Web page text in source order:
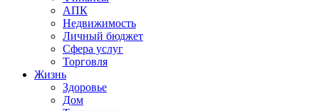
АПК
Недвижимость
Личный бюджет
Сфера услуг
Торговля
Жизнь
Здоровье
Дом